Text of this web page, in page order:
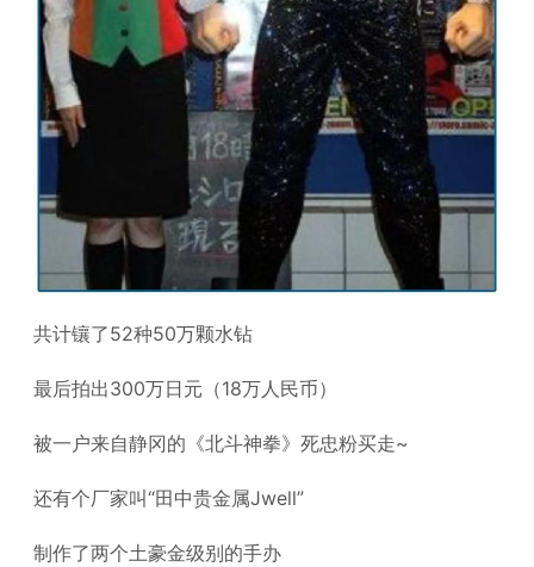
共计镶了52种50万颗水钻
最后拍出300万日元（18万人民币）
被一户来自静冈的《北斗神拳》死忠粉买走~
还有个厂家叫“田中贵金属Jwell”
制作了两个土豪金级别的手办